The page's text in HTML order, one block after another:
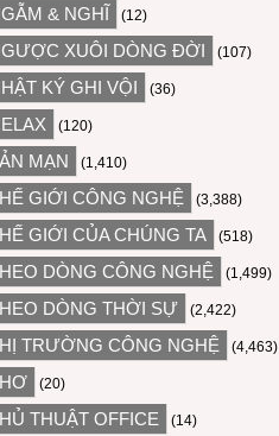
& NGHĨ (12)
XUÔI DÒNG ĐỜI (107)
KÝ GHI VỘI (36)
(120)
MẠN (1,410)
GIỚI CÔNG NGHỆ (3,388)
GIỚI CỦA CHÚNG TA (518)
DÒNG CÔNG NGHỆ (1,499)
DÒNG THỜI SỰ (2,422)
TRƯỜNG CÔNG NGHỆ (4,463)
(20)
THUẬT OFFICE (14)